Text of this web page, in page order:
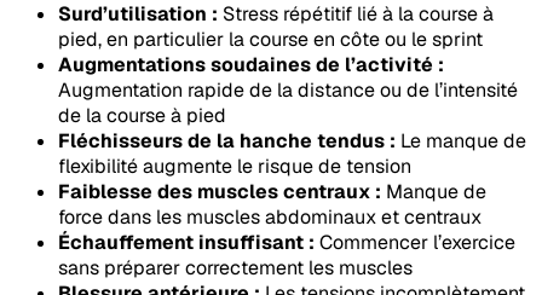
Surd’utilisation : Stress répétitif lié à la course à
pied, en particulier la course en côte ou le sprint
Augmentations soudaines de l’activité :
Augmentation rapide de la distance ou de l’intensité
de la course à pied
Fléchisseurs de la hanche tendus : Le manque de
flexibilité augmente le risque de tension
Faiblesse des muscles centraux : Manque de
force dans les muscles abdominaux et centraux
Échauffement insuffisant : Commencer l’exercice
sans préparer correctement les muscles